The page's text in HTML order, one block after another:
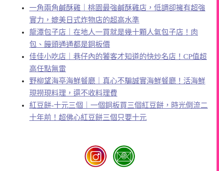
一角兩角鹹酥雞｜桃園最強鹹酥雞店，低調卻擁有超強
實力，媲美日式炸物店的超高水準
龍潭包子店｜在地人一買就是幾十顆人氣包子店！肉
包、饅頭通通都是銅板價
佳佳小吃店｜巷仔內的饕客才知道的快炒名店！CP值超
高任點無雷
野柳望海亭海鮮餐廳｜真心不騙誠實海鮮餐廳！活海鮮
現撈現料理，還不收料理費
紅豆餅-十元三個｜一個銅板買三個紅豆餅，時光倒流二
十年前！超佛心紅豆餅三個只要十元